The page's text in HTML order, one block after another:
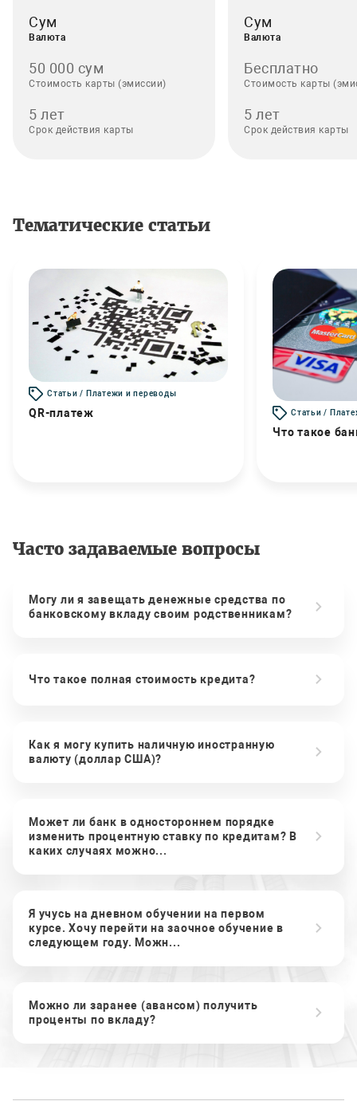
Сум
Валюта
50 000 сум
Стоимость карты (эмиссии)
5 лет
Срок действия карты
Сум
Валюта
Бесплатно
Стоимость карты
5 лет
Срок действия карты
Тематические статьи
Статьи / Платежи и переводы
QR-платеж Статьи /
Что такое
Часто задаваемые вопросы
Могу ли я завещать денежные средства по
банковскому вкладу своим родственникам?
Что такое полная стоимость кредита?
Как я могу купить наличную иностранную
валюту (доллар США)?
Может ли банк в одностороннем порядке
изменить процентную ставку по кредитам? В
каких случаях можно...
Я учусь на дневном обучении на первом
курсе. Хочу перейти на заочное обучение в
следующем году. Можн...
Можно ли заранее (авансом) получить
проценты по вкладу?